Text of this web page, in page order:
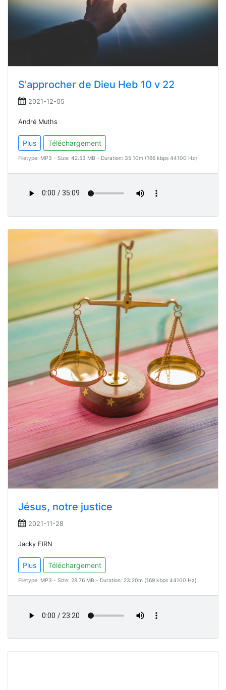
S'approcher de Dieu Heb 10 v 22
2021-12-05
André Muths
Plus Téléchargement
Filetype: MP3 - Size: 42.53 MB - Duration: 35:10m (166 kbps 44100 Hz)
Jésus, notre justice
2021-11-28
Jacky FIRN
Plus Téléchargement
Filetype: MP3 - Size: 28.76 MB - Duration: 23:20m (169 kbps 44100 Hz)